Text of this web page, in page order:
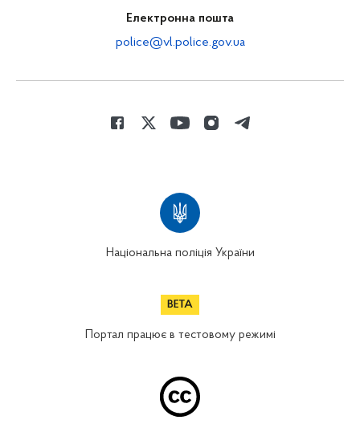
Електронна пошта
police@vl.police.gov.ua
Національна поліція України
Портал працює в тестовому режимі